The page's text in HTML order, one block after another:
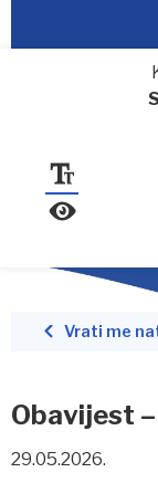
Vrati me
Obavijest
29.05.2026.